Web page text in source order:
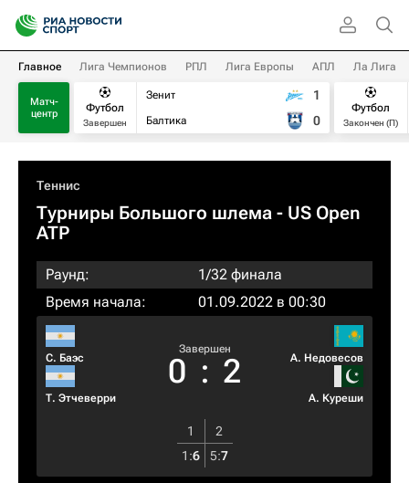
Главное Лига Чемпионов РПЛ Лига Европы АПЛ Ла Лига
Матч-
центр
Футбол
Завершен
Зенит
Балтика
1
0
Футбол
Закончен (П)
Теннис
Турниры Большого шлема - US Open
ATP
Раунд:
1/32 финала
Время начала:
01.09.2022 в 00:30
С. Баэс
Т. Этчеверри
Завершен
0 : 2 А. Недовесов
А. Куреши
1
2
1 :6 5:7